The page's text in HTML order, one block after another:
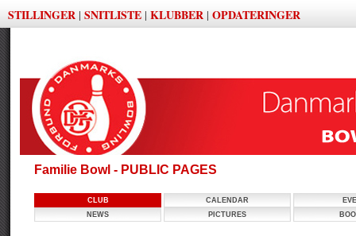
STILLINGER | SNITLISTE | KLUBBER | OPDATERINGER
Familie Bowl - PUBLIC PAGES
CLUB CALENDAR
NEWS
PICTURES